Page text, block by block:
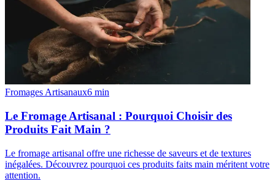
Fromages Artisanaux6 min
Le Fromage Artisanal : Pourquoi Choisir des
Produits Fait Main ?
Le fromage artisanal offre une richesse de saveurs et de textures
inégalées. Découvrez pourquoi ces produits faits main méritent votre
attention.